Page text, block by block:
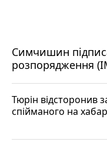
Симчишин
розпорядження
Тюрін відсторонив
спійманого на